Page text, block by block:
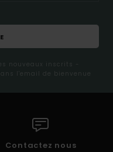
nouveaux inscrits -
l'email de bienvenue
Contactez nous